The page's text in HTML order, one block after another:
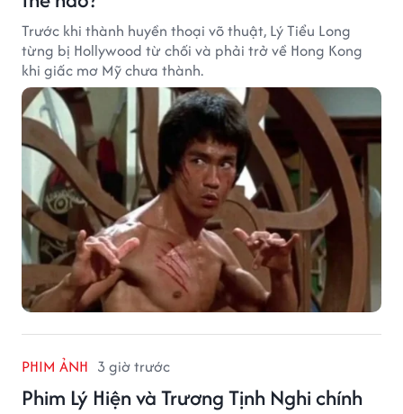
Trước khi thành huyền thoại võ thuật, Lý Tiểu Long
từng bị Hollywood từ chối và phải trở về Hong Kong
khi giấc mơ Mỹ chưa thành.
PHIM ẢNH 3 giờ trước
Phim Lý Hiện và Trương Tịnh Nghi chính